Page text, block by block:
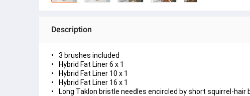
Description
3 brushes included
Hybrid Fat Liner 6 x 1
Hybrid Fat Liner 10 x 1
Hybrid Fat Liner 16 x 1
Long Taklon bristle needles encircled by short squirrel-hair